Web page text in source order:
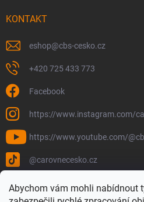
Abychom vám mohli nabídnout
KONTAKT
eshop@cbs-cesko.cz
+420 725 433 773
Facebook
https://www.instagram.com/
https://www.youtube.com/
@carovnecesko.cz